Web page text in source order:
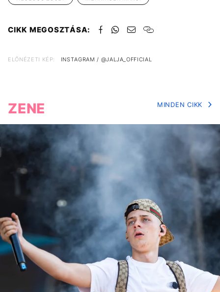
CIKK MEGOSZTÁSA:
ELŐNÉZETI KÉP: INSTAGRAM / @JALJA_OFFICIAL
ZENE MINDEN CIKK